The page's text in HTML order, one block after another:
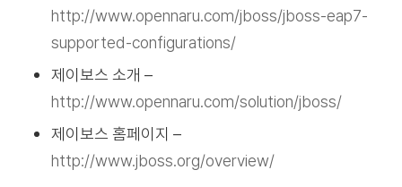
http://www.opennaru.com/jboss/jboss-eap7-
supported-configurations/
제이보스 소개 –
http://www.opennaru.com/solution/jboss/
제이보스 홈페이지 –
http://www.jboss.org/overview/